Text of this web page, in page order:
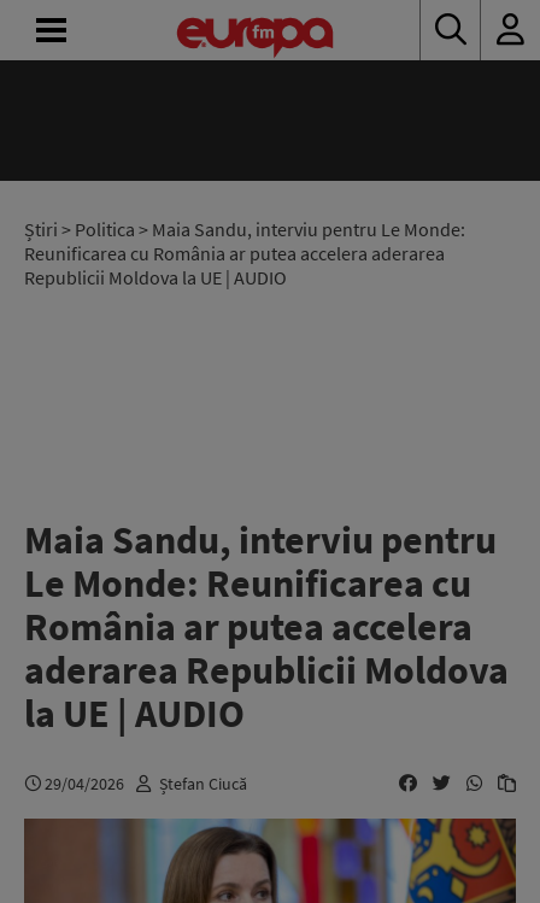
Știri > Politica > Maia Sandu, interviu pentru Le Monde:
Reunificarea cu România ar putea accelera aderarea
Republicii Moldova la UE | AUDIO
Maia Sandu, interviu pentru
Le Monde: Reunificarea cu
România ar putea accelera
aderarea Republicii Moldova
la UE | AUDIO
29/04/2026 Ștefan Ciucă
RADIO
CONCURSURI